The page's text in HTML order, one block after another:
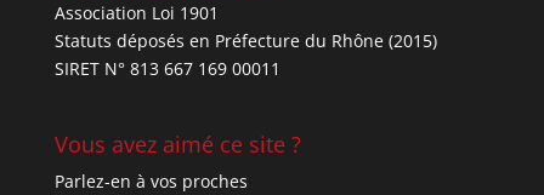
Association Loi 1901
Statuts déposés en Préfecture du Rhône (2015)
SIRET N° 813 667 169 00011
Vous avez aimé ce site ?
Parlez-en à vos proches